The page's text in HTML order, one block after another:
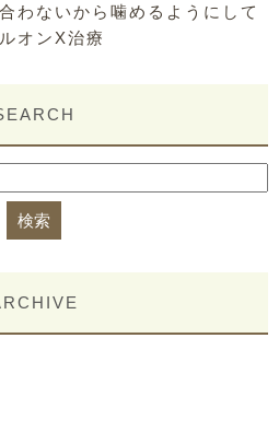
わないから噛めるようにして
オンX治療